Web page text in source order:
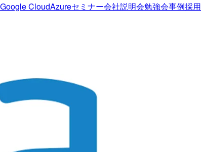
Google CloudAzureセミナー会社説明会勉強会事例採用